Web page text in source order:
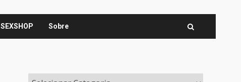
SEXSHOP Sobre